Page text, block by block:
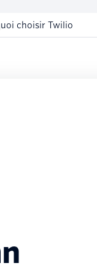
choisir Twilio